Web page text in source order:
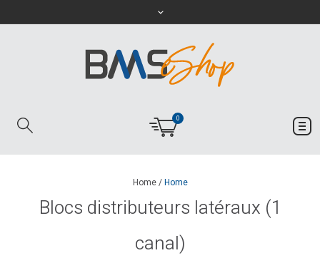
0
Home/Home
Blocs distributeurs latéraux (1
canal)